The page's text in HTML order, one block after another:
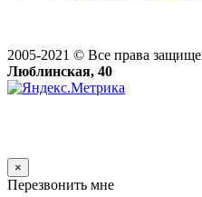
2005-2021 © Все права
Люблинская, 40
×
Перезвонить мне